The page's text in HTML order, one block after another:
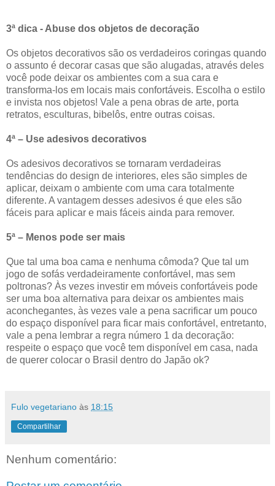
3ª dica - Abuse dos objetos de decoração
Os objetos decorativos são os verdadeiros coringas quando
o assunto é decorar casas que são alugadas, através deles
você pode deixar os ambientes com a sua cara e
transforma-los em locais mais confortáveis. Escolha o estilo
e invista nos objetos! Vale a pena obras de arte, porta
retratos, esculturas, bibelôs, entre outras coisas.
4ª – Use adesivos decorativos
Os adesivos decorativos se tornaram verdadeiras
tendências do design de interiores, eles são simples de
aplicar, deixam o ambiente com uma cara totalmente
diferente. A vantagem desses adesivos é que eles são
fáceis para aplicar e mais fáceis ainda para remover.
5ª – Menos pode ser mais
Que tal uma boa cama e nenhuma cômoda? Que tal um
jogo de sofás verdadeiramente confortável, mas sem
poltronas? Às vezes investir em móveis confortáveis pode
ser uma boa alternativa para deixar os ambientes mais
aconchegantes, às vezes vale a pena sacrificar um pouco
do espaço disponível para ficar mais confortável, entretanto,
vale a pena lembrar a regra número 1 da decoração:
respeite o espaço que você tem disponível em casa, nada
de querer colocar o Brasil dentro do Japão ok?
Fulo vegetariano às 18:15
Compartilhar
Nenhum comentário: